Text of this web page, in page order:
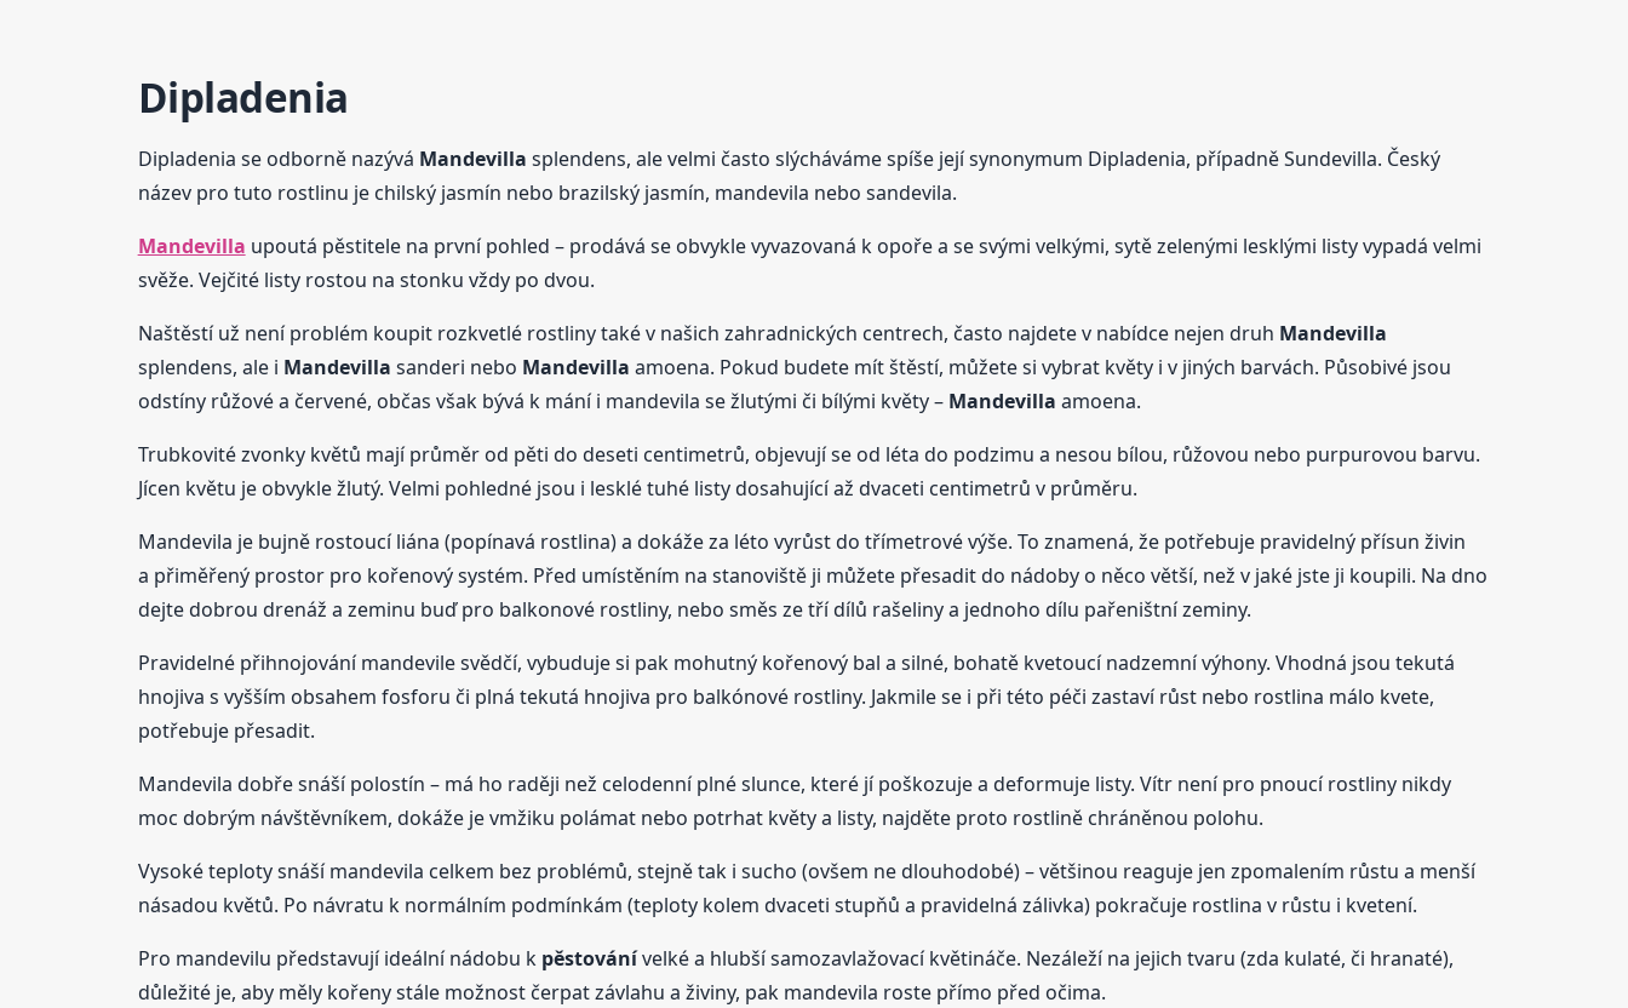
Dipladenia
Dipladenia se odborně nazývá Mandevilla splendens, ale velmi často slýcháváme spíše její synonymum Dipladenia, případně Sundevilla. Český
název pro tuto rostlinu je chilský jasmín nebo brazilský jasmín, mandevila nebo sandevila.
Mandevilla upoutá pěstitele na první pohled – prodává se obvykle vyvazovaná k opoře a se svými velkými, sytě zelenými lesklými listy vypadá velmi
svěže. Vejčité listy rostou na stonku vždy po dvou.
Naštěstí už není problém koupit rozkvetlé rostliny také v našich zahradnických centrech, často najdete v nabídce nejen druh Mandevilla
splendens, ale i Mandevilla sanderi nebo Mandevilla amoena. Pokud budete mít štěstí, můžete si vybrat květy i v jiných barvách. Působivé jsou
odstíny růžové a červené, občas však bývá k mání i mandevila se žlutými či bílými květy – Mandevilla amoena.
Trubkovité zvonky květů mají průměr od pěti do deseti centimetrů, objevují se od léta do podzimu a nesou bílou, růžovou nebo purpurovou barvu.
Jícen květu je obvykle žlutý. Velmi pohledné jsou i lesklé tuhé listy dosahující až dvaceti centimetrů v průměru.
Mandevila je bujně rostoucí liána (popínavá rostlina) a dokáže za léto vyrůst do třímetrové výše. To znamená, že potřebuje pravidelný přísun živin
a přiměřený prostor pro kořenový systém. Před umístěním na stanoviště ji můžete přesadit do nádoby o něco větší, než v jaké jste ji koupili. Na dno
dejte dobrou drenáž a zeminu buď pro balkonové rostliny, nebo směs ze tří dílů rašeliny a jednoho dílu pařeništní zeminy.
Pravidelné přihnojování mandevile svědčí, vybuduje si pak mohutný kořenový bal a silné, bohatě kvetoucí nadzemní výhony. Vhodná jsou tekutá
hnojiva s vyšším obsahem fosforu či plná tekutá hnojiva pro balkónové rostliny. Jakmile se i při této péči zastaví růst nebo rostlina málo kvete,
potřebuje přesadit.
Mandevila dobře snáší polostín – má ho raději než celodenní plné slunce, které jí poškozuje a deformuje listy. Vítr není pro pnoucí rostliny nikdy
moc dobrým návštěvníkem, dokáže je vmžiku polámat nebo potrhat květy a listy, najděte proto rostlině chráněnou polohu.
Vysoké teploty snáší mandevila celkem bez problémů, stejně tak i sucho (ovšem ne dlouhodobé) – většinou reaguje jen zpomalením růstu a menší
násadou květů. Po návratu k normálním podmínkám (teploty kolem dvaceti stupňů a pravidelná zálivka) pokračuje rostlina v růstu i kvetení.
Pro mandevilu představují ideální nádobu k pěstovánívelké a hlubší samozavlažovací květináče. Nezáleží na jejich tvaru (zda kulaté, či hranaté),
důležité je, aby měly kořeny stále možnost čerpat závlahu a živiny, pak mandevila roste přímo před očima.